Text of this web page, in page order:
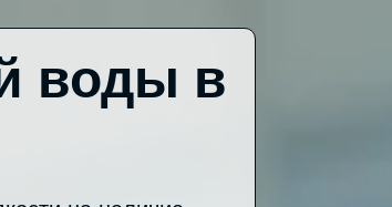
воды в